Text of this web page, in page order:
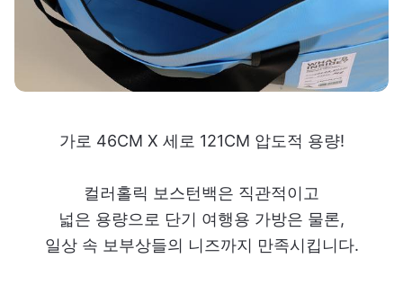
가로 46CM X 세로 121CM 압도적 용량!
컬러홀릭 보스턴백은 직관적이고
넓은 용량으로 단기 여행용 가방은 물론,
일상 속 보부상들의 니즈까지 만족시킵니다.